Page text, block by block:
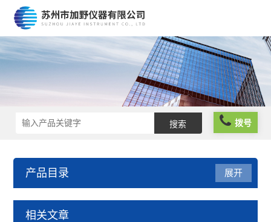
拨号
产品目录
仪器仪表
展开
相关文章